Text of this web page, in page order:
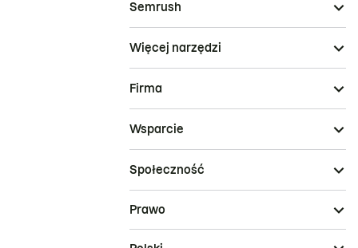
Semrush
Więcej narzędzi
Firma
Wsparcie
Społeczność
Prawo